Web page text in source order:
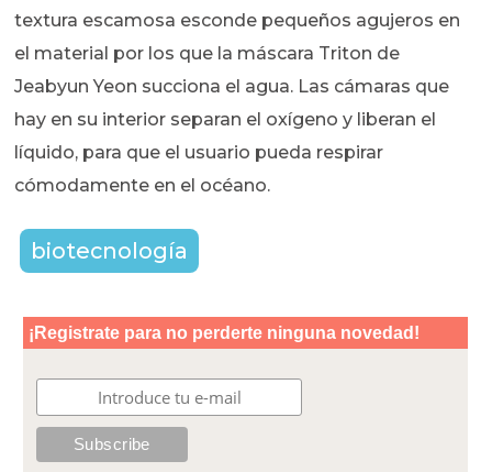
textura escamosa esconde pequeños agujeros en
el material por los que la máscara Triton de
Jeabyun Yeon succiona el agua. Las cámaras que
hay en su interior separan el oxígeno y liberan el
líquido, para que el usuario pueda respirar
cómodamente en el océano.
biotecnología